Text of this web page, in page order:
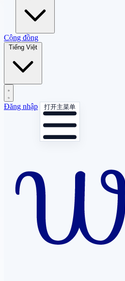
Cộng đồng
Tiếng Việt
Đăng nhập 打开主菜单